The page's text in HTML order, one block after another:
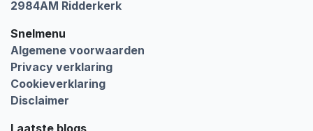
2984AM Ridderkerk
Snelmenu
Algemene voorwaarden
Privacy verklaring
Cookieverklaring
Disclaimer